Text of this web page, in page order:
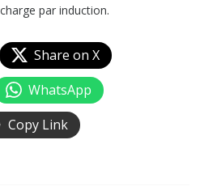
par induction.
Share on X
WhatsApp
Copy Link